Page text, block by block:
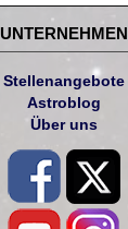
UNTERNEHMEN
Stellenangebote
Astroblog
Über uns